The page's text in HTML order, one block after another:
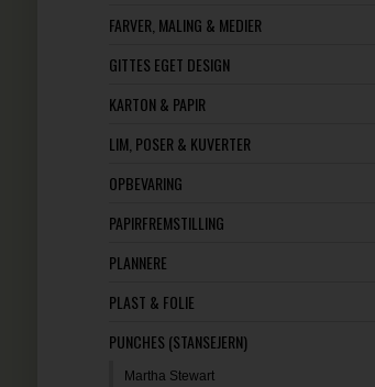
FARVER, MALING & MEDIER
GITTES EGET DESIGN
KARTON & PAPIR
LIM, POSER & KUVERTER
OPBEVARING
PAPIRFREMSTILLING
PLANNERE
PLAST & FOLIE
PUNCHES (STANSEJERN)
Martha Stewart